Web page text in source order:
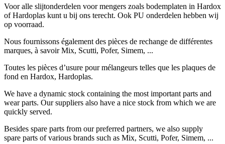
Voor alle slijtonderdelen voor mengers zoals bodemplaten in Hardox
of Hardoplas kunt u bij ons terecht. Ook PU onderdelen hebben wij
op voorraad.
Nous fournissons également des pièces de rechange de différentes
marques, à savoir Mix, Scutti, Pofer, Simem, ...
Toutes les pièces d’usure pour mélangeurs telles que les plaques de
fond en Hardox, Hardoplas.
We have a dynamic stock containing the most important parts and
wear parts. Our suppliers also have a nice stock from which we are
quickly served.
Besides spare parts from our preferred partners, we also supply
spare parts of various brands such as Mix, Scutti, Pofer, Simem, ...